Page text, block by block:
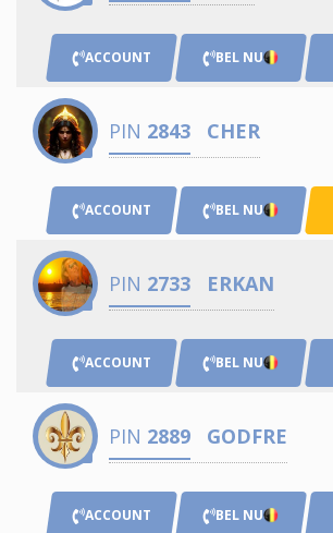
ACCOUNT BEL NU
PIN 2843 CHER
ACCOUNT BEL NU
PIN 2733 ERKAN
ACCOUNT BEL NU
PIN 2889 GODFRE
ACCOUNT BEL NU